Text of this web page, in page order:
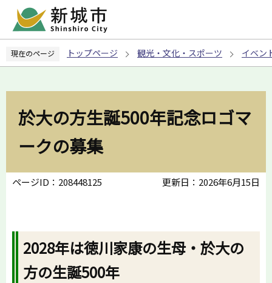
ペ
の
現在のページ トップページ 観光・文化・スポーツ イベン
於大の方生誕500年記念ロゴマ
ークの募集
ページID：208448125 更新日：2026年6月15日
2028年は徳川家康の生母・於大の
方の生誕500年